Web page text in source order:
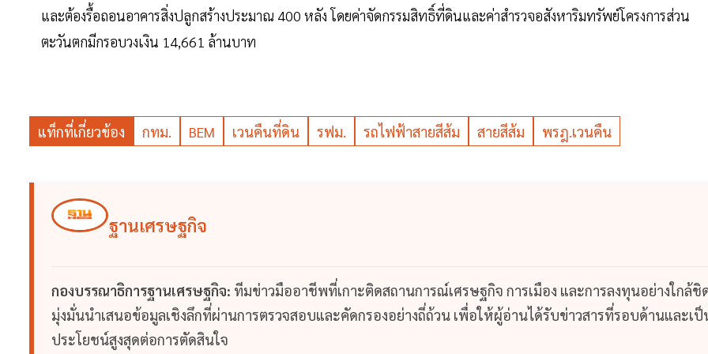
และต้องรื้อถอนอาคารสิ่งปลูกสร้างประมาณ 400 หลัง โดยค่าจัดกรรมสิทธิ์ที่ดินและค่าสำรวจอสังหาริมทรัพย์โครงการส่วน
ตะวันตกมีกรอบวงเงิน 14,661 ล้านบาท
แท็กที่เกี่ยวข้อง กทม. BEM เวนคืนที่ดิน รฟม. รถไฟฟ้าสายสีส้ม สายสีส้ม พรฎ.เวนคืน
ฐานเศรษฐกิจ
กองบรรณาธิการฐานเศรษฐกิจ: ทีมข่าวมืออาชีพที่เกาะติดสถานการณ์เศรษฐกิจ การเมือง และการลงทุนอย่างใกล้ชิ
มุ่งมั่นนำเสนอข้อมูลเชิงลึกที่ผ่านการตรวจสอบและคัดกรองอย่างถี่ถ้วน เพื่อให้ผู้อ่านได้รับข่าวสารที่รอบด้านและเป็
ประโยชน์สูงสุดต่อการตัดสินใจ